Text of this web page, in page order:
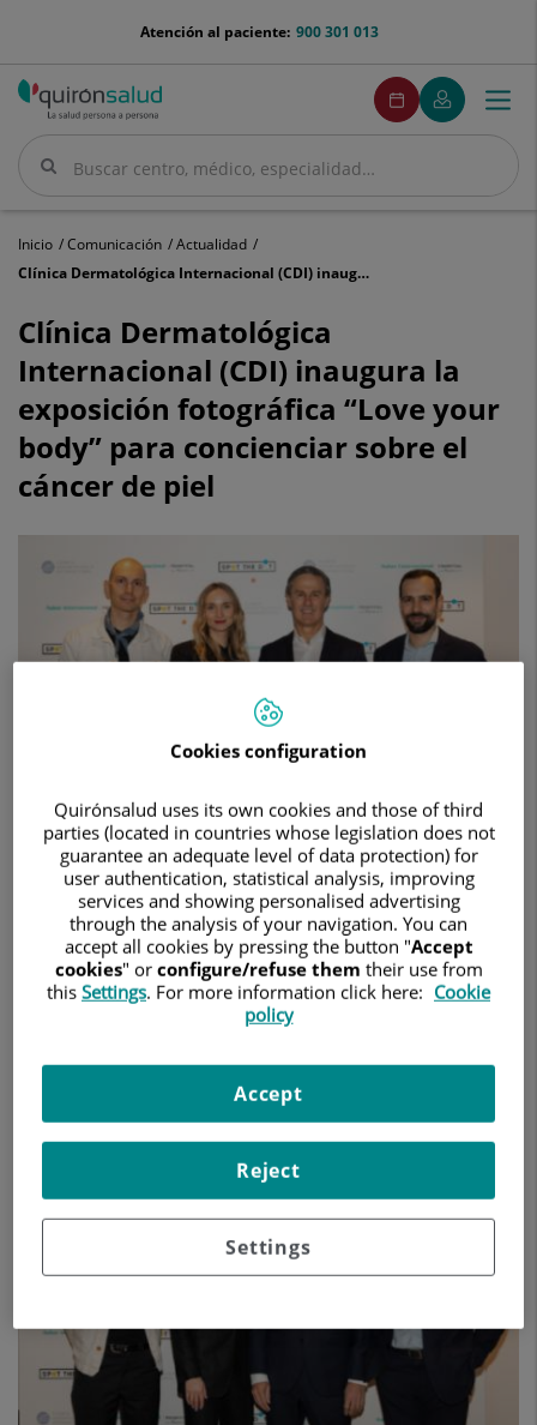
menu-
900 301 013
Atención al paciente:
Buscar
Buscar
menuPedirCita
Pedir
cita
Mi
Quirónsalud
Menú
Inicio Comunicación
Actualidad
Clínica Dermatológica Internacional (CDI) inaugura la exposición fotográfica “Love your body” para concienciar sobre el cáncer de piel
Dermatológica
Internacional
(CDI)
la
exposición
fotográfica
“Love
body”
para
concienciar
sobre
cáncer
Clínica Dermatológica
Internacional (CDI) inaugura la
exposición fotográfica “Love your
body” para concienciar sobre el
cáncer de piel
24 de febrero de 2023
HOSPITAL RUBER INTERNACIONAL
DERMATOLOGÍA MÉDICO-QUIRÚRGICA Y VENEREOLOGÍA
fotografías seleccionadas por la paciente de melanoma
Marije Kruis para reivindicar la importancia del diagnóstico
precoz del cáncer de piel
Cookies configuration
Quirónsalud uses its own cookies and those of third
parties (located in countries whose legislation does not
guarantee an adequate level of data protection) for
user authentication, statistical analysis, improving
services and showing personalised advertising
through the analysis of your navigation. You can
accept all cookies by pressing the button "Accept
cookies" or configure/refuse them their use from
this Settings. For more information click here: Cookie
policy
Settings
Reject
Accept